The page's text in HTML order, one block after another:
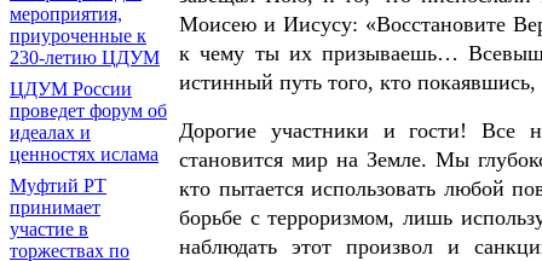
мероприятия,
приуроченные к
230-летию ЦДУМ
ЦДУМ России
проведет форум об
идеалах и
ценностях ислама
Муфтий РТ
принимает
участие в
торжествах по
Моисею и Иисусу: «Восстановите
к чему ты их призываешь…
истинный путь того, кто покаявшись,
Дорогие участники и гости! Все
становится мир на Земле. Мы
кто пытается использовать любой
борьбе с терроризмом, лишь
наблюдать этот произвол и